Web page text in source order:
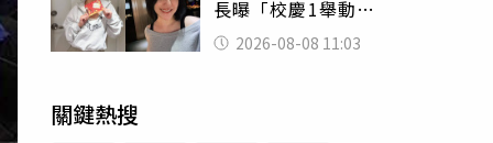
長曝「校慶1舉動」
讓她徹底改觀 網
友洗版認證
2026-08-08 11:03
關鍵熱搜